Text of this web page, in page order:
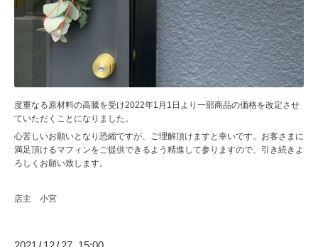
度重なる原材料の高騰を受け2022年1月1日より一部商品の価格を改定させ
ていただくことになりました。
心苦しいお願いとなり恐縮ですが、ご理解頂けますと幸いです。お客さまに
満足頂けるマフィンをご提供できるよう精進して参りますので、引き続きよ
ろしくお願い致します。
店主 小宮
/ /